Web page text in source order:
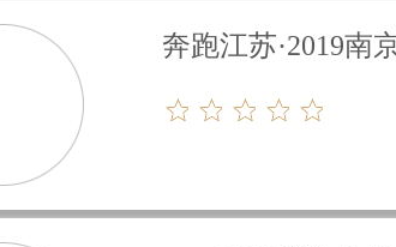
奔跑江苏·2019南